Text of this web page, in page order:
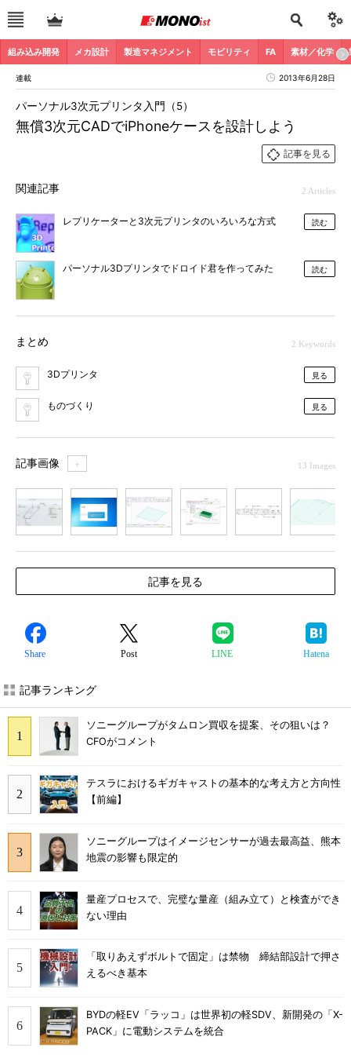
組み込み開発 メカ設計 製造マネジメント モビリティ FA 素材／化学
連載 2013年6月28日
無償3次元CADでiPhoneケースを設計しよう
パーソナル3次元プリンタ入門（5）
記事を見る
関連記事 2 Articles
レプリケーターと3次元プリンタのいろいろな方式 読む
パーソナル3Dプリンタでドロイド君を作ってみた 読む
まとめ 2 Keywords
3Dプリンタ 見る
ものづくり 見る
記事画像 ＋ 13 Images
記事を見る
Share Post LINE Hatena
記事ランキング
ソニーグループがタムロン買収を提案、その狙いは？
CFOがコメント
テスラにおけるギガキャストの基本的な考え方と方向性
【前編】
ソニーグループはイメージセンサーが過去最高益、熊本
地震の影響も限定的
量産プロセスで、完璧な量産（組み立て）と検査ができ
ない理由
「取りあえずボルトで固定」は禁物 締結部設計で押さ
えるべき基本
BYDの軽EV「ラッコ」は世界初の軽SDV、新開発の「X-
PACK」に電動システムを統合